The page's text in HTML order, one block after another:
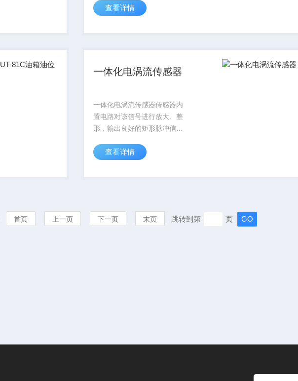
更宽，可以测量0转速，输出
简单，广泛应用于车辆，电
查看详情
一体化电涡流传感器
一体化电涡流传感器传感器内
置电路对该信号进行放大、整
形，输出良好的矩形脉冲信
测量0转速，输出信号也更精
应用于车辆，电机，风机，汽
查看详情
首页 上一页 下一页 末页 跳转到第 页